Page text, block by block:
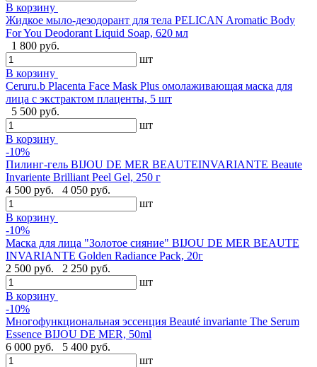
В корзину
Жидкое мыло-дезодорант для тела PELICAN Aromatic Body
For You Deodorant Liquid Soap, 620 мл
1 800 руб.
шт
В корзину
Ceruru.b Placenta Face Mask Plus омолаживающая маска для
лица с экстрактом плаценты, 5 шт
5 500 руб.
шт
В корзину
-10%
Пилинг-гель BIJOU DE MER BEAUTEINVARIANTE Beaute
Invariente Brilliant Peel Gel, 250 г
4 500 руб.
4 050 руб.
шт
В корзину
-10%
Маска для лица "Золотое сияние" BIJOU DE MER BEAUTE
INVARIANTE Golden Radiance Pack, 20г
2 500 руб.
2 250 руб.
шт
В корзину
-10%
Многофункциональная эссенция Beauté invariante The Serum
Essence BIJOU DE MER, 50ml
6 000 руб.
5 400 руб.
шт